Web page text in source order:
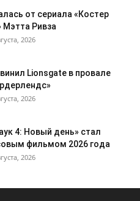
от сериала «Костер
Мэтта Ривза
2026
Lionsgate в провале
2026
4: Новый день» стал
фильмом 2026 года
2026